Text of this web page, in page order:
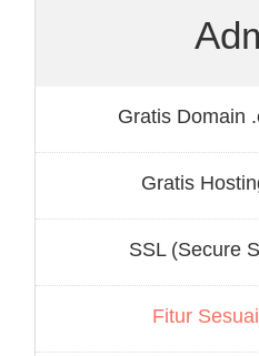
Gratis Domain
Gratis
SSL (Secure
Fitur